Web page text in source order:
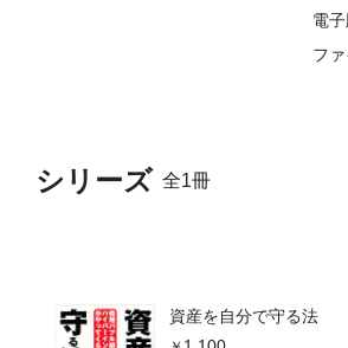
シリーズ 全1冊
資産を自分で守る法
ば
提
下
電
フ